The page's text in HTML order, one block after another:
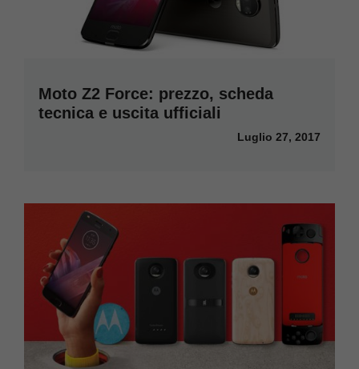
Moto Z2 Force: prezzo, scheda
tecnica e uscita ufficiali
Luglio 27, 2017